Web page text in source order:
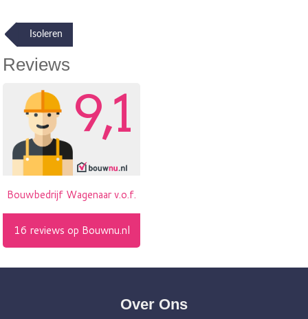
Post
navigation
Isoleren
Reviews
Over Ons